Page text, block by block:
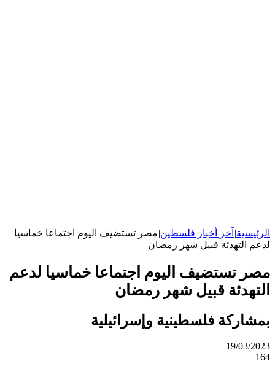
الرئيسية| آخر أخبار فلسطين|مصر تستضيف اليوم اجتماعا خماسيا
لدعم التهدئة قبيل شهر رمضان
مصر تستضيف اليوم اجتماعا خماسيا لدعم
التهدئة قبيل شهر رمضان
بمشاركة فلسطينية وإسرائيلية
19/03/2023
164